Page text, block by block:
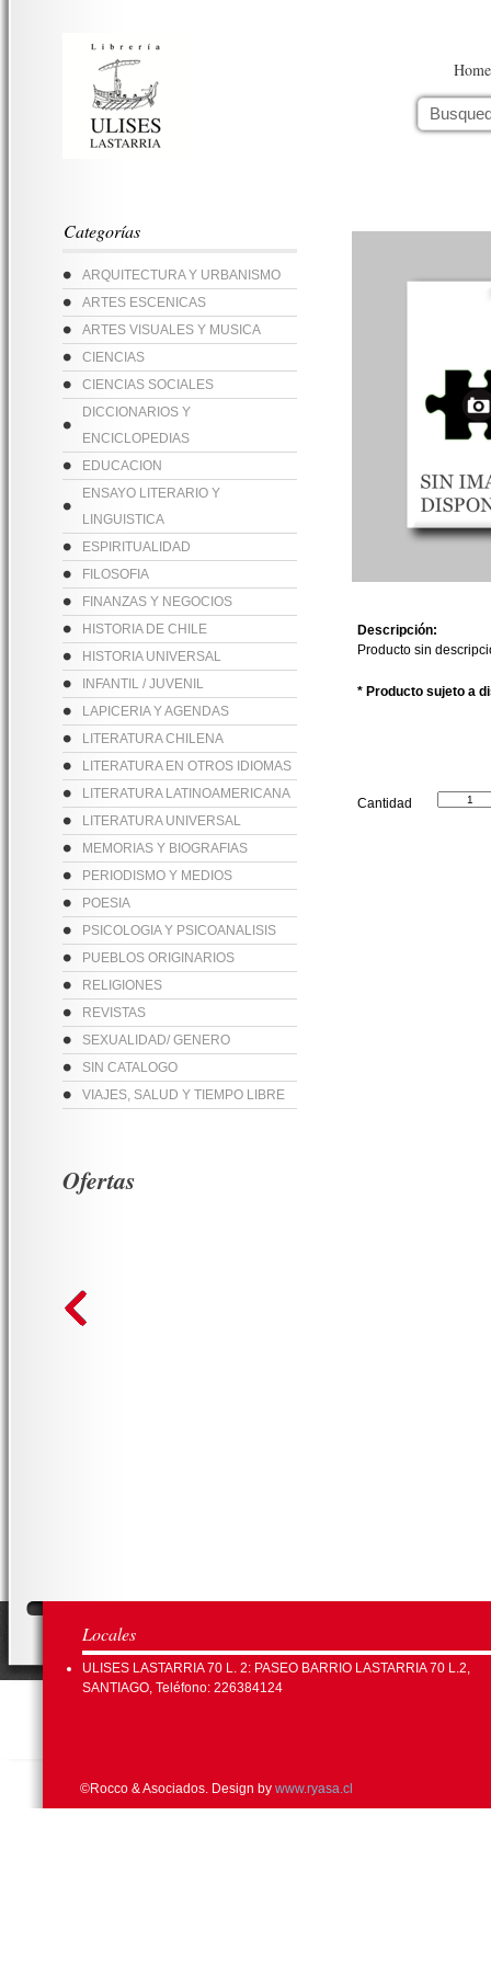
Home
Categorías
ARQUITECTURA Y URBANISMO
ARTES ESCENICAS
ARTES VISUALES Y MUSICA
CIENCIAS
CIENCIAS SOCIALES
DICCIONARIOS Y
ENCICLOPEDIAS
EDUCACION
ENSAYO LITERARIO Y
LINGUISTICA
ESPIRITUALIDAD
FILOSOFIA
FINANZAS Y NEGOCIOS
HISTORIA DE CHILE
HISTORIA UNIVERSAL
INFANTIL / JUVENIL
LAPICERIA Y AGENDAS
LITERATURA CHILENA
LITERATURA EN OTROS IDIOMAS
LITERATURA LATINOAMERICANA
LITERATURA UNIVERSAL
MEMORIAS Y BIOGRAFIAS
PERIODISMO Y MEDIOS
POESIA
PSICOLOGIA Y PSICOANALISIS
PUEBLOS ORIGINARIOS
RELIGIONES
REVISTAS
SEXUALIDAD/ GENERO
SIN CATALOGO
VIAJES, SALUD Y TIEMPO LIBRE
Descripción:
Producto sin
* Producto sujeto a
Cantidad
Ofertas
Locales
ULISES LASTARRIA 70 L. 2: PASEO BARRIO LASTARRIA 70 L.2,
SANTIAGO, Teléfono: 226384124
©Rocco & Asociados. Design by www.ryasa.cl